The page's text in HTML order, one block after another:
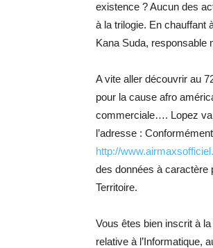
existence ? Aucun des
à la trilogie. En chauffant
Kana Suda, responsable
A vite aller découvrir au
pour la cause afro
commerciale…. Lopez
l’adresse :
http://
des données à caractère
Territoire.
Vous êtes bien inscrit à
relative à l’Informatique,